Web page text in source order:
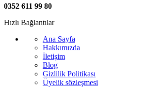
0352 611 99 80
Hızlı Bağlantılar
Ana Sayfa
Hakkımızda
İletişim
Blog
Gizlilik Politikası
Üyelik sözleşmesi